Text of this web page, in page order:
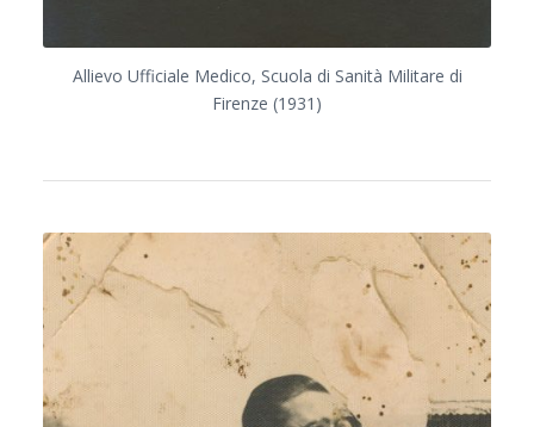
Allievo Ufficiale Medico, Scuola di Sanità Militare di
Firenze (1931)